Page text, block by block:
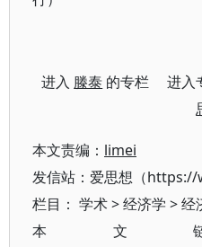
进入 滕泰 的专栏 进入
本文责编： limei
发信站：爱思想（https://
栏目： 学术>经济学 >经
本文